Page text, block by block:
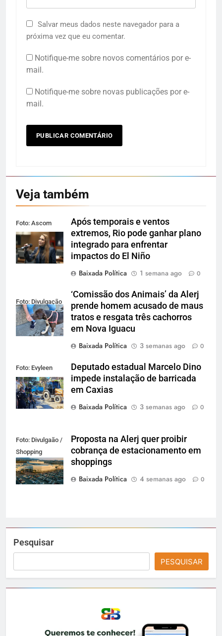
Salvar meus dados neste navegador para a
próxima vez que eu comentar.
Notifique-me sobre novos comentários por e-
mail.
Notifique-me sobre novas publicações por e-
mail.
Veja também
Foto: Ascom
Alerj
Após temporais e ventos
extremos, Rio pode ganhar plano
integrado para enfrentar
impactos do El Niño
Baixada Política
1 semana ago 0
Foto: Divulgação
‘Comissão dos Animais’ da Alerj
prende homem acusado de maus
tratos e resgata três cachorros
em Nova Iguacu
Baixada Política
3 semanas ago 0
Foto: Evyleen
Freitas
Deputado estadual Marcelo Dino
impede instalação de barricada
em Caxias
Baixada Política
3 semanas ago 0
Foto: Divulgaão /
Shopping
Grande Rio
Proposta na Alerj quer proibir
cobrança de estacionamento em
shoppings
Baixada Política
4 semanas ago 0
Pesquisar
PESQUISAR